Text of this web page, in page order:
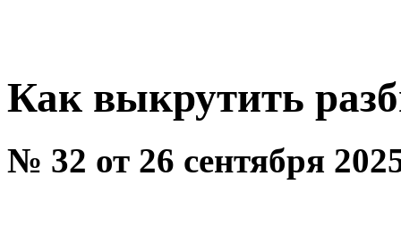
Как выкрутить
№ 32 от 26 сентября